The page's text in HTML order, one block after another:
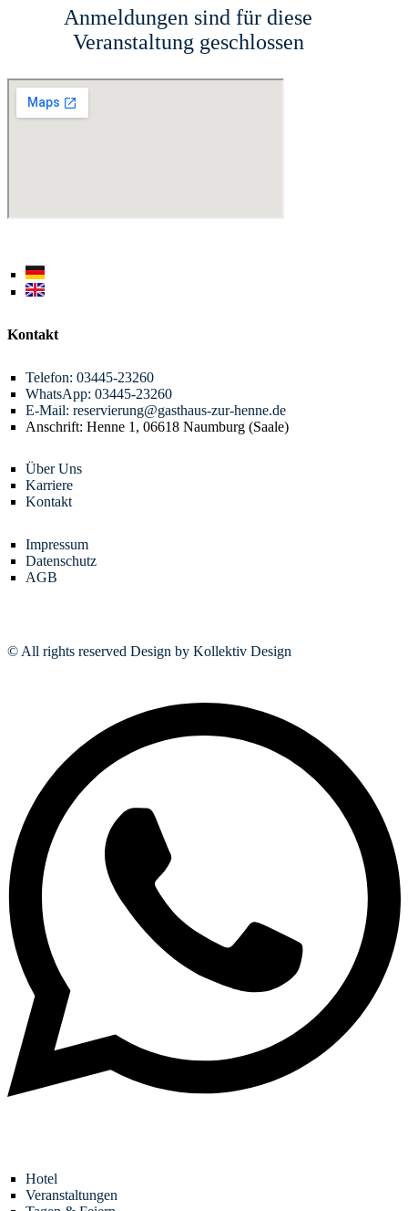
Anmeldungen sind für diese
Veranstaltung geschlossen
Kontakt
Telefon: 03445-23260
WhatsApp: 03445-23260
E-Mail: reservierung@gasthaus-zur-henne.de
Anschrift: Henne 1, 06618 Naumburg (Saale)
Über Uns
Karriere
Kontakt
Impressum
Datenschutz
AGB
© All rights reserved Design by Kollektiv Design
Hotel
Veranstaltungen